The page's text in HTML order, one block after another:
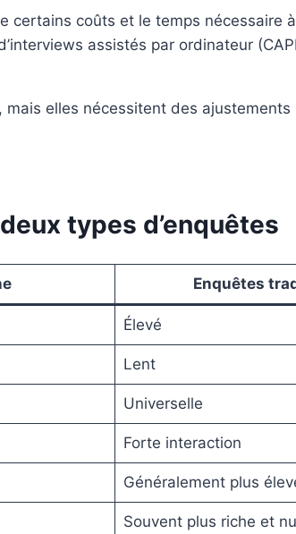
coûts et le temps nécessaire à
assistés par ordinateur
elles nécessitent des ajustements
types d’enquêtes
Enquêtes
Élevé
Lent
Universelle
Forte interaction
Généralement plus
Souvent plus riche et